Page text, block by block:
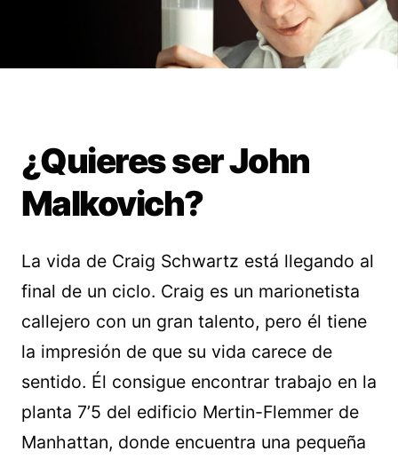
¿Quieres ser John
Malkovich?
La vida de Craig Schwartz está llegando al
final de un ciclo. Craig es un marionetista
callejero con un gran talento, pero él tiene
la impresión de que su vida carece de
sentido. Él consigue encontrar trabajo en la
planta 7’5 del edificio Mertin-Flemmer de
Manhattan, donde encuentra una pequeña